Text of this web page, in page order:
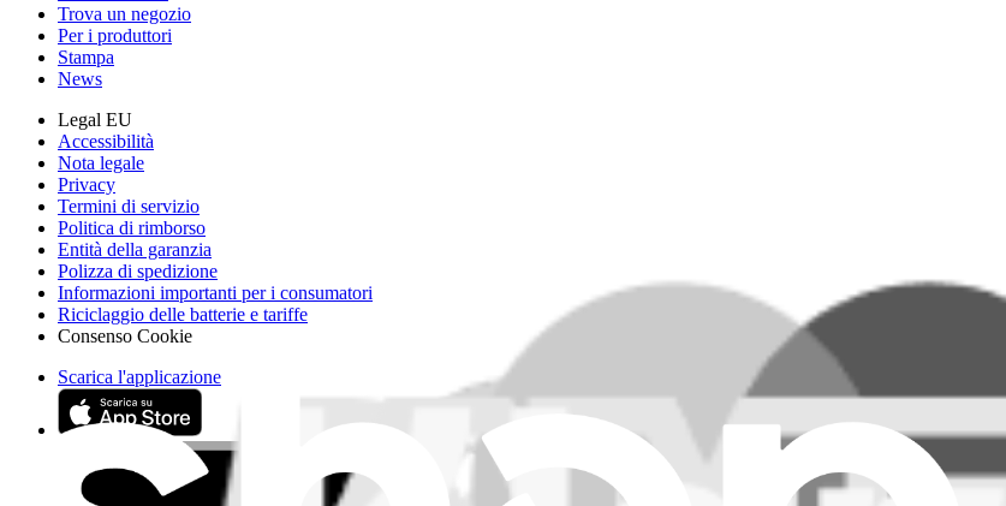
Trova un negozio
Per i produttori
Stampa
News
Legal EU
Accessibilità
Nota legale
Privacy
Termini di servizio
Politica di rimborso
Entità della garanzia
Polizza di spedizione
Informazioni importanti per i consumatori
Riciclaggio delle batterie e tariffe
Consenso Cookie
Scarica l'applicazione